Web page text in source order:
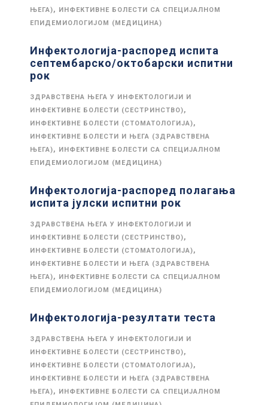
ЊЕГА), ИНФЕКТИВНЕ БОЛЕСТИ СА СПЕЦИЈАЛНОМ
ЕПИДЕМИОЛОГИЈОМ (МЕДИЦИНА)
Инфектологија-распоред испита
септембарско/октобарски испитни
рок
ЗДРАВСТВЕНА ЊЕГА У ИНФЕКТОЛОГИЈИ И
ИНФЕКТИВНЕ БОЛЕСТИ (СЕСТРИНСТВО),
ИНФЕКТИВНЕ БОЛЕСТИ (СТОМАТОЛОГИЈА),
ИНФЕКТИВНЕ БОЛЕСТИ И ЊЕГА (ЗДРАВСТВЕНА
ЊЕГА), ИНФЕКТИВНЕ БОЛЕСТИ СА СПЕЦИЈАЛНОМ
ЕПИДЕМИОЛОГИЈОМ (МЕДИЦИНА)
Инфектологија-распоред полагања
испита јулски испитни рок
ЗДРАВСТВЕНА ЊЕГА У ИНФЕКТОЛОГИЈИ И
ИНФЕКТИВНЕ БОЛЕСТИ (СЕСТРИНСТВО),
ИНФЕКТИВНЕ БОЛЕСТИ (СТОМАТОЛОГИЈА),
ИНФЕКТИВНЕ БОЛЕСТИ И ЊЕГА (ЗДРАВСТВЕНА
ЊЕГА), ИНФЕКТИВНЕ БОЛЕСТИ СА СПЕЦИЈАЛНОМ
ЕПИДЕМИОЛОГИЈОМ (МЕДИЦИНА)
Инфектологија-резултати теста
ЗДРАВСТВЕНА ЊЕГА У ИНФЕКТОЛОГИЈИ И
ИНФЕКТИВНЕ БОЛЕСТИ (СЕСТРИНСТВО),
ИНФЕКТИВНЕ БОЛЕСТИ (СТОМАТОЛОГИЈА),
ИНФЕКТИВНЕ БОЛЕСТИ И ЊЕГА (ЗДРАВСТВЕНА
ЊЕГА), ИНФЕКТИВНЕ БОЛЕСТИ СА СПЕЦИЈАЛНОМ